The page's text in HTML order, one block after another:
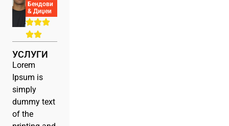
Бендови
& Диџеи
УСЛУГИ
Lorem
Ipsum is
simply
dummy text
of the